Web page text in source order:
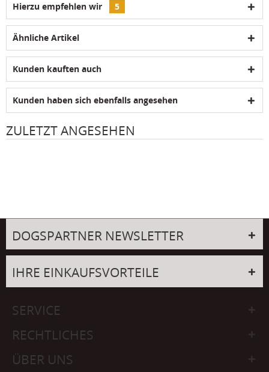
Hierzu empfehlen wir 5
Ähnliche Artikel
Kunden kauften auch
Kunden haben sich ebenfalls angesehen
ZULETZT ANGESEHEN
DOGSPARTNER NEWSLETTER
IHRE EINKAUFSVORTEILE
SERVICE
RECHTLICHES
ÜBER UNS